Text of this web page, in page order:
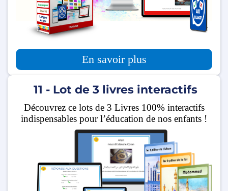
En savoir plus
11 - Lot de 3 livres interactifs
Découvrez ce lots de 3 Livres 100% interactifs
indispensables pour l’éducation de nos enfants !